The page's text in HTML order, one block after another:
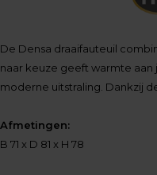
De Densa draaifauteuil
naar keuze geeft warmte
moderne uitstraling. Dankzij
Afmetingen:
B 71 x D 81 x H 78